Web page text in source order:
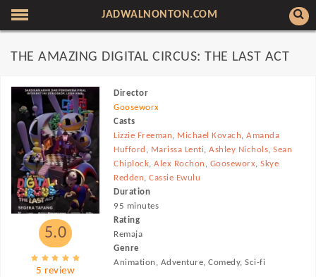
JADWALNONTON.COM
THE AMAZING DIGITAL CIRCUS: THE LAST ACT
5.0
5 review
Director
Gooseworx
Casts
Lizzie Freeman, Michael Kovach,Amanda
Hufford , Marissa Lenti,Ashley Nichols,Sean
Chiplock,Alex Rochon , Gooseworx,Skye
Redden,Cassie Ewulu
Duration
95 minutes
Rating
Remaja
Genre
Animation, Adventure, Comedy, Sci-fi